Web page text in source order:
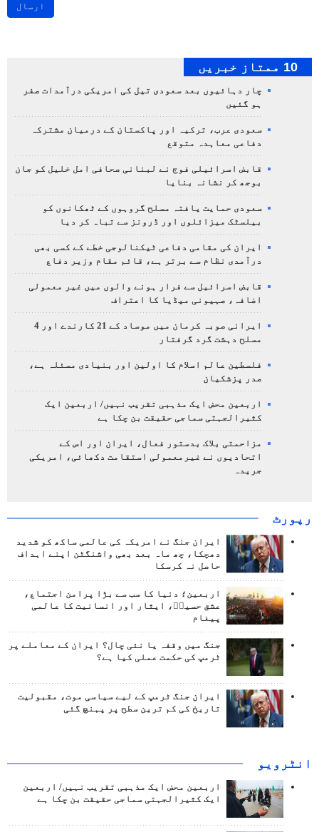
ارسال
10 ممتاز خبریں
چار دہائیوں بعد سعودی تیل کی امریکی درآمدات صفر
ہو گئیں
سعودی عرب، ترکیہ اور پاکستان کے درمیان مشترکہ
دفاعی معاہدہ متوقع
قابض اسرائیلی فوج نے لبنانی صحافی امل خلیل کو جان
بوجھ کر نشانہ بنایا
سعودی حمایت یافتہ مسلح گروہوں کے ٹھکانوں کو
بیلسٹک میزائلوں اور ڈرونز سے تباہ کر دیا
ایران کی مقامی دفاعی ٹیکنالوجی خطے کے کسی بھی
درآمدی نظام سے برتر ہے، قائم مقام وزیر دفاع
قابض اسرائیل سے فرار ہونے والوں میں غیر معمولی
اضافہ، صہیونی میڈیا کا اعتراف
ایرانی صوبہ کرمان میں موساد کے 21 کارندے اور 4
مسلح دہشت گرد گرفتار
فلسطین عالم اسلام کا اولین اور بنیادی مسئلہ ہے،
صدر پزشکیان
اربعین محض ایک مذہبی تقریب نہیں/ اربعین ایک
کثیرالجہتی سماجی حقیقت بن چکا ہے
مزاحمتی بلاک بدستور فعال، ایران اور اس کے
اتحادیوں نے غیرمعمولی استقامت دکھائی، امریکی
جریدہ
رپورٹ
ایران جنگ نے امریکہ کی عالمی ساکھ کو شدید
دھچکا، چھ ماہ بعد بھی واشنگٹن اپنے اہداف
حاصل نہ کرسکا
اربعین؛ دنیا کا سب سے بڑا پرامن اجتماع،
عشق حسینؑ، ایثار اور انسانیت کا عالمی
پیغام
جنگ میں وقفہ یا نئی چال؟ ایران کے معاملے پر
ٹرمپ کی حکمت عملی کیا ہے؟
ایران جنگ ٹرمپ کے لیے سیاسی موت، مقبولیت
تاریخ کی کم ترین سطح پر پہنچ گئی
انٹرويو
اربعین محض ایک مذہبی تقریب نہیں/ اربعین
ایک کثیرالجہتی سماجی حقیقت بن چکا ہے